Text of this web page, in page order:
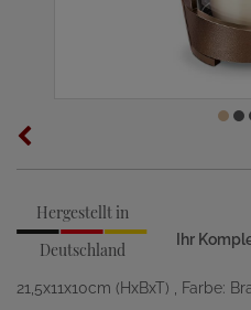
Hergestellt in
Deutschland
Ihr
21,5x11x10cm (HxBxT)
, Farbe: